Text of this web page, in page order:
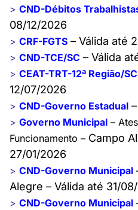
> CND-Débitos
08/12/2026
> CRF-FGTS – Válida até
> CND-TCE/SC – Válida
> CEAT-TRT-12ª Região/SC
12/07/2026
> CND-Governo Estadual
> Governo Municipal –
Funcionamento – Campo
27/01/2026
> CND-Governo Municipal
Alegre – Válida até 31/
> CND-Governo Municipal